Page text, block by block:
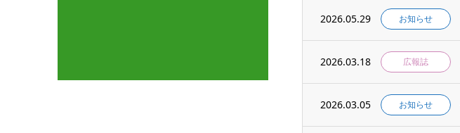
2026.05.29 お知らせ
2026.03.18 広報誌
2026.03.05 お知らせ